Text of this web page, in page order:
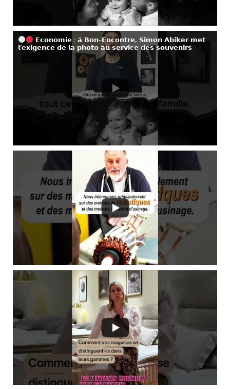
𝗘𝗰𝗼𝗻𝗼𝗺𝗶𝗲 : 𝗮̀ 𝗕𝗼𝗻-𝗘𝗻𝗰𝗼𝗻𝘁𝗿𝗲, 𝗦𝗶𝗺𝗼𝗻 𝗔𝗯𝗶𝗸𝗲𝗿 𝗺𝗲𝘁
𝗹’𝗲𝘅𝗶𝗴𝗲𝗻𝗰𝗲 𝗱𝗲 𝗹𝗮 𝗽𝗵𝗼𝘁𝗼 𝗮𝘂 𝘀𝗲𝗿𝘃𝗶𝗰𝗲 𝗱𝗲𝘀 𝘀𝗼𝘂𝘃𝗲𝗻𝗶𝗿𝘀